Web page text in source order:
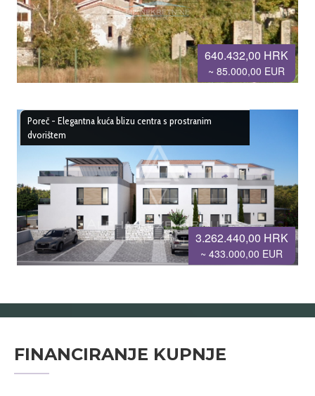
640.432,00 HRK
~ 85.000,00 EUR
3.262.440,00 HRK
~ 433.000,00 EUR
Poreč - Elegantna kuća blizu centra s prostranim
dvorištem
FINANCIRANJE KUPNJE